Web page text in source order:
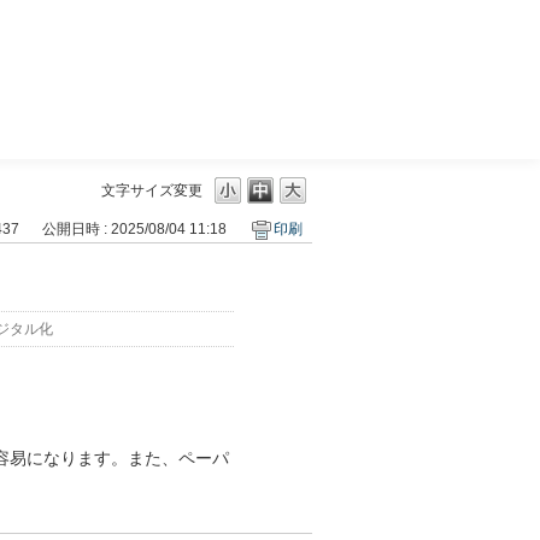
文字サイズ変更
公開日時 : 2025/08/04 11:18 印刷
タル化
易になります。また、ペーパ